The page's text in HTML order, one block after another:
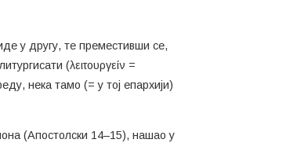
у другу, те преместивши се,
(λειτουργείν =
нека тамо (= у тој епархији)
(Апостолски 14–15), нашао у